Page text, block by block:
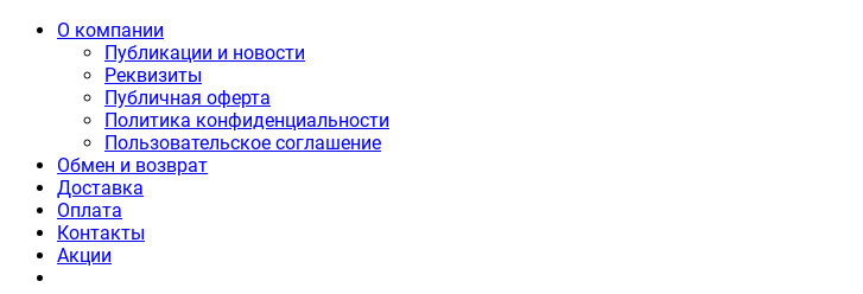
О компании
Публикации и новости
Реквизиты
Публичная оферта
Политика конфиденциальности
Пользовательское соглашение
Обмен и возврат
Доставка
Оплата
Контакты
Акции